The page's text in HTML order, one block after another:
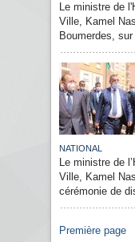
Le ministre de
Ville, Kamel
Boumerdes,
NATIONAL
Le ministre de
Ville, Kamel
cérémonie de
Pages
Première page